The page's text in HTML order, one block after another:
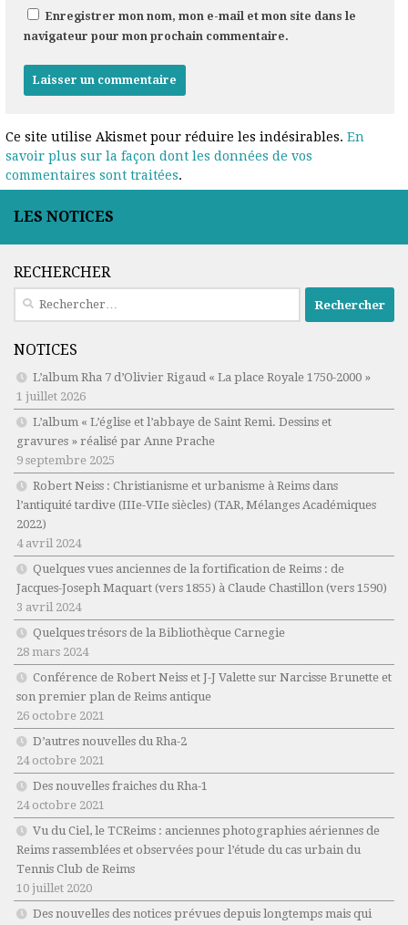
Enregistrer mon nom, mon e-mail et mon site dans le
navigateur pour mon prochain commentaire.
Ce site utilise Akismet pour réduire les indésirables.En
savoir plus sur la façon dont les données de vos
commentaires sont traitées.
LES NOTICES
RECHERCHER
Rechercher :
NOTICES
L’album Rha 7 d’Olivier Rigaud « La place Royale 1750-2000 »
1 juillet 2026
L’album « L’église et l’abbaye de Saint Remi. Dessins et
gravures » réalisé par Anne Prache
9 septembre 2025
Robert Neiss : Christianisme et urbanisme à Reims dans
l’antiquité tardive (IIIe-VIIe siècles) (TAR, Mélanges Académiques
2022)
4 avril 2024
Quelques vues anciennes de la fortification de Reims : de
Jacques-Joseph Maquart (vers 1855) à Claude Chastillon (vers 1590)
3 avril 2024
Quelques trésors de la Bibliothèque Carnegie
28 mars 2024
Conférence de Robert Neiss et J-J Valette sur Narcisse Brunette et
son premier plan de Reims antique
26 octobre 2021
D’autres nouvelles du Rha-2
24 octobre 2021
Des nouvelles fraiches du Rha-1
24 octobre 2021
Vu du Ciel, le TCReims : anciennes photographies aériennes de
Reims rassemblées et observées pour l’étude du cas urbain du
Tennis Club de Reims
10 juillet 2020
Des nouvelles des notices prévues depuis longtemps mais qui